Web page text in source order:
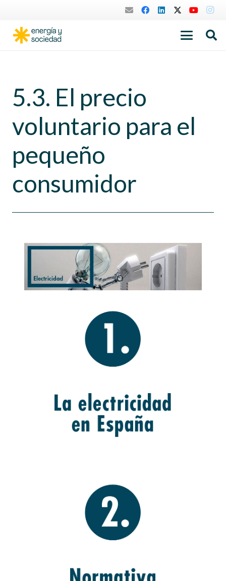
5.3. El precio
voluntario para el
pequeño
consumidor